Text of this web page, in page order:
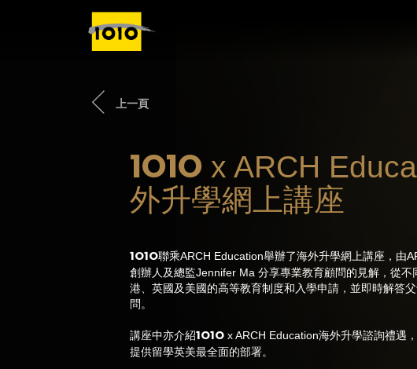
上一頁
1O1O x ARCH
外升學網上講座
1O1O聯乘ARCH Education舉辦了海外升學網上講座，由
創辦人及總監Jennifer Ma 分享專業教育顧問的見解，從不
港、英國及美國的高等教育制度和入學申請，並即時解答
問。
講座中亦介紹1O1Ox ARCH Education海外升學諮詢禮遇
提供留學英美最全面的部署。